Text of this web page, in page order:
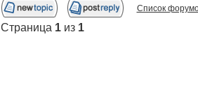
Список
Страница 1из 1